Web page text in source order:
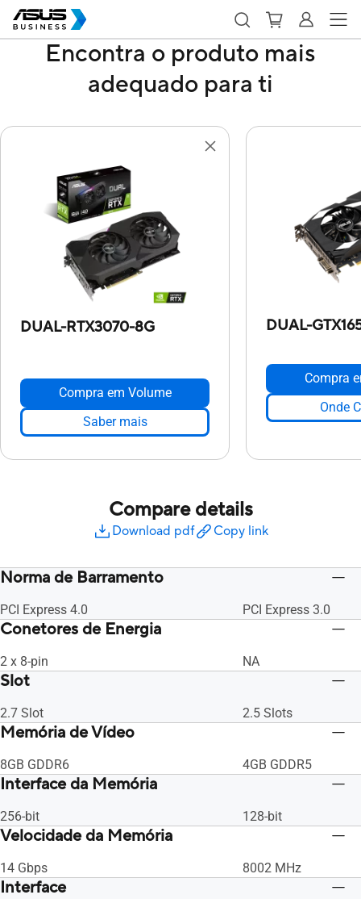
Encontra o produto mais
adequado para ti
DUAL-RTX3070-8G
Compra em Volume
Saber mais
DUAL-
Compra
Onde
Compare details
Download pdf Copy link
Norma de Barramento
PCI Express 4.0 PCI Express 3.0
Conetores de Energia
2 x 8-pin NA
Slot
2.7 Slot 2.5 Slots
Memória de Vídeo
8GB GDDR6 4GB GDDR5
Interface da Memória
256-bit 128-bit
Velocidade da Memória
14 Gbps 8002 MHz
Interface